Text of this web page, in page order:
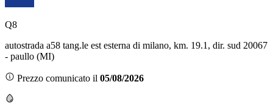
Q8
autostrada a58 tang.le est esterna di milano, km. 19.1, dir. sud 20067
- paullo (MI)
Prezzo comunicato il 05/08/2026